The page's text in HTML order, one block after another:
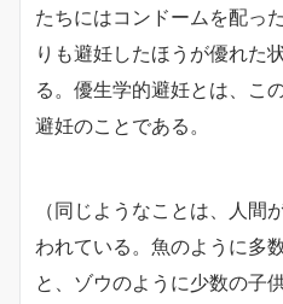
たちにはコンドームを配っ
りも避妊したほうが優れた
る。優生学的避妊とは、こ
避妊のことである。
（同じようなことは、人間
われている。魚のように多
と、ゾウのように少数の子